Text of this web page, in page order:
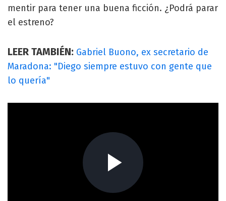
mentir para tener una buena ficción. ¿Podrá parar
el estreno?
LEER TAMBIÉN: Gabriel Buono, ex secretario de
Maradona: "Diego siempre estuvo con gente que
lo quería"